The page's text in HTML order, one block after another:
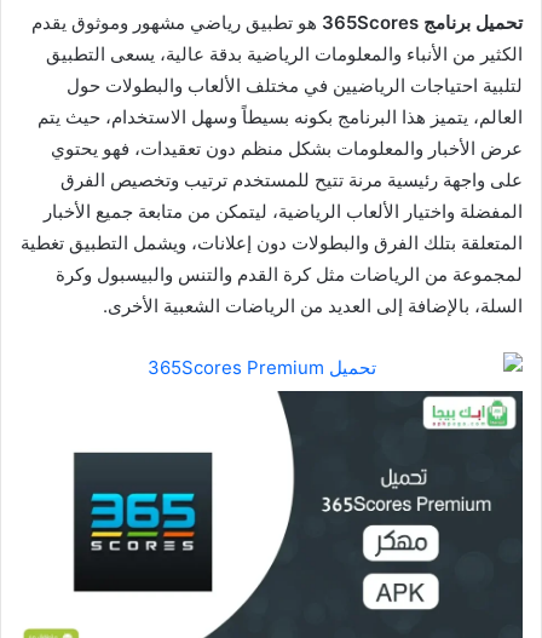
تحميل برنامج 365Scores
هو تطبيق رياضي مشهور وموثوق يقدم
الكثير من الأنباء والمعلومات الرياضية بدقة عالية، يسعى التطبيق
لتلبية احتياجات الرياضيين في مختلف الألعاب والبطولات حول
العالم، يتميز هذا البرنامج بكونه بسيطاً وسهل الاستخدام، حيث يتم
عرض الأخبار والمعلومات بشكل منظم دون تعقيدات، فهو يحتوي
على واجهة رئيسية مرنة تتيح للمستخدم ترتيب وتخصيص الفرق
المفضلة واختيار الألعاب الرياضية، ليتمكن من متابعة جميع الأخبار
المتعلقة بتلك الفرق والبطولات دون إعلانات، ويشمل التطبيق تغطية
لمجموعة من الرياضات مثل كرة القدم والتنس والبيسبول وكرة
السلة، بالإضافة إلى العديد من الرياضات الشعبية الأخرى.